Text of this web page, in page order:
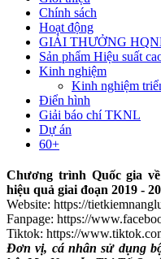
Chính sách
Hoạt động
GIẢI THƯỞNG
Sản phẩm Hiệu suất
Kinh nghiệm
Kinh nghiệm
Điển hình
Giải báo chí TKNL
Dự án
60+
- Click để download poster
- Click để download poster
- Click để download phướn
- Click để dowload phướn
- Click để download frame
- Click để download áo, mũ
Download toàn bộ file thiết
năng lượng hưởng ứng Giờ
Chương trình Quốc gia
hiệu quả giai đoạn 2019 -
Website: https://
Fanpage: https://
Tiktok: https://
Đơn vị, cá nhân sử dụng